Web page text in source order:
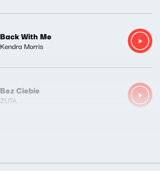
Back With Me
Kendra Morris
Bez Ciebie
ZUTA